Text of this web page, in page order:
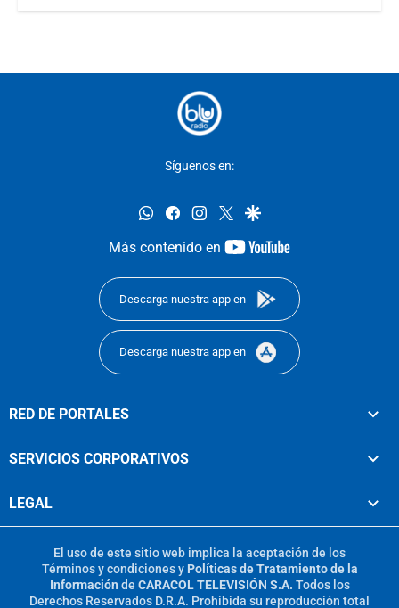
Síguenos en:
whatsappfacebookinstagram
twittergoogle
Más contenido en
youtube-
Descarga nuestra app en
Descarga nuestra app en
RED DE PORTALES
SERVICIOS CORPORATIVOS
LEGAL
El uso de este sitio web implica la aceptación de los
Términos y condicionesy Políticas de Tratamiento de la
Información de CARACOL TELEVISIÓN S.A. Todos los
Derechos Reservados D.R.A. Prohibida su reproducción total